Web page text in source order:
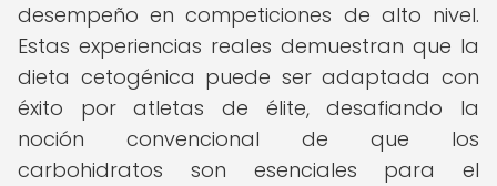
desempeño en competiciones de alto nivel.
Estas experiencias reales demuestran que la
dieta cetogénica puede ser adaptada con
éxito por atletas de élite, desafiando la
noción convencional de que los
carbohidratos son esenciales para el